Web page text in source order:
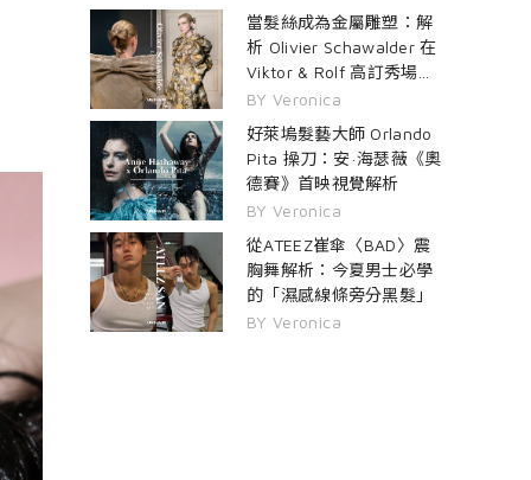
當髮絲成為金屬雕塑：解
析 Olivier Schawalder 在
Viktor & Rolf 高訂秀場的
雙生髮藝
BY Veronica
好萊塢髮藝大師 Orlando
Pita 操刀：安·海瑟薇《奧
德賽》首映視覺解析
BY Veronica
從ATEEZ崔傘〈BAD〉震
胸舞解析：今夏男士必學
的「濕感線條旁分黑髮」
BY Veronica